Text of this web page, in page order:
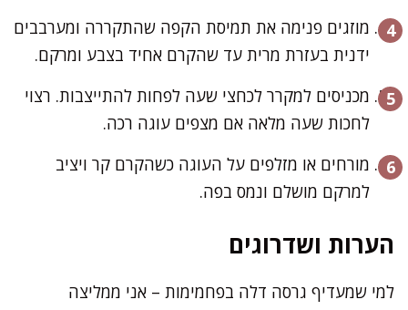
מוזגים פנימה את תמיסת הקפה שהתקררה ומערבבים
ידנית בעזרת מרית עד שהקרם אחיד בצבע ומרקם.
מכניסים למקרר לכחצי שעה לפחות להתייצבות. רצוי
לחכות שעה מלאה אם מצפים עוגה רכה.
מורחים או מזלפים על העוגה כשהקרם קר ויציב
למרקם מושלם ונמס בפה.
הערות ושדרוגים
למי שמעדיף גרסה דלה בפחמימות – אני ממליצה